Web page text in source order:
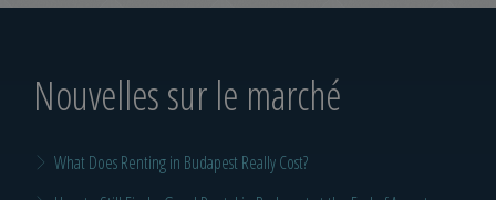
Nouvelles sur le marché
What Does Renting in Budapest Really Cost?